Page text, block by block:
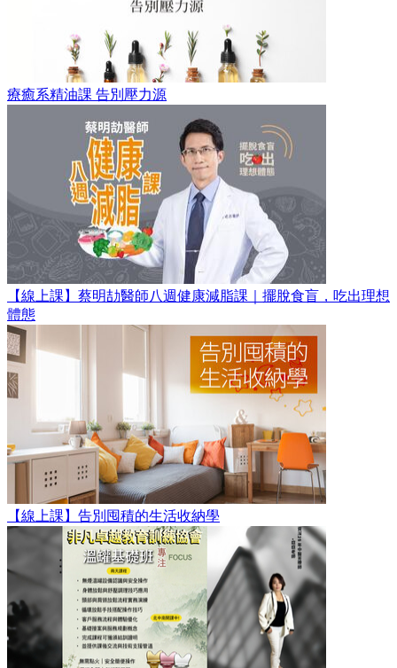
療癒系精油課 告別壓力源
【線上課】蔡明劼醫師八週健康減脂課｜擺脫食盲，吃出理想
體態
【線上課】告別囤積的生活收納學